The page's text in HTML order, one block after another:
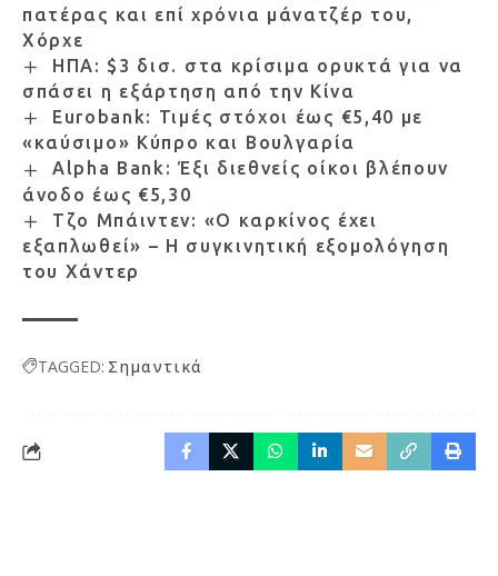
πατέρας και επί χρόνια μάνατζέρ του,
Χόρχε
ΗΠΑ: $3 δισ. στα κρίσιμα ορυκτά για να
σπάσει η εξάρτηση από την Κίνα
Eurobank: Τιμές στόχοι έως €5,40 με
«καύσιμο» Κύπρο και Βουλγαρία
Alpha Bank: Έξι διεθνείς οίκοι βλέπουν
άνοδο έως €5,30
Τζο Μπάιντεν: «Ο καρκίνος έχει
εξαπλωθεί» – Η συγκινητική εξομολόγηση
του Χάντερ
TAGGED: Σημαντικά